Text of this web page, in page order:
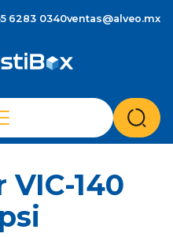
6283 0340ventas@alveo.mx
puedes
140